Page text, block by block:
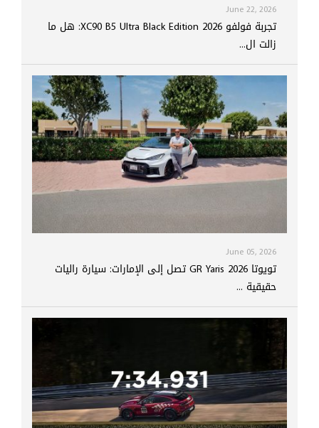
June 22, 2026
تجربة فولفو XC90 B5 Ultra Black Edition 2026: هل ما
زالت ال...
June 05, 2026
تويوتا GR Yaris 2026 تصل إلى الإمارات: سيارة راليات
حقيقية ...